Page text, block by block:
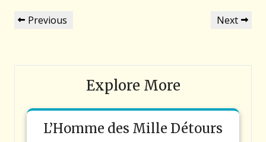
Navigation
de
Previous
Previous
Next
Next
Explore More
L’Homme des Mille Détours